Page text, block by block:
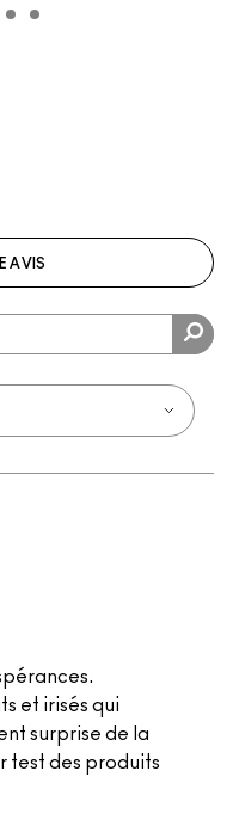
AVIS
et irisés qui
surprise de la
test des produits